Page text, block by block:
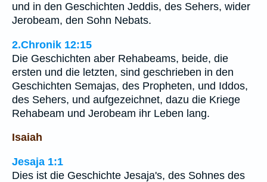
und in den Geschichten Jeddis, des Sehers, wider
Jerobeam, den Sohn Nebats.
2.Chronik 12:15
Die Geschichten aber Rehabeams, beide, die
ersten und die letzten, sind geschrieben in den
Geschichten Semajas, des Propheten, und Iddos,
des Sehers, und aufgezeichnet, dazu die Kriege
Rehabeam und Jerobeam ihr Leben lang.
Isaiah
Jesaja 1:1
Dies ist die Geschichte Jesaja's, des Sohnes des